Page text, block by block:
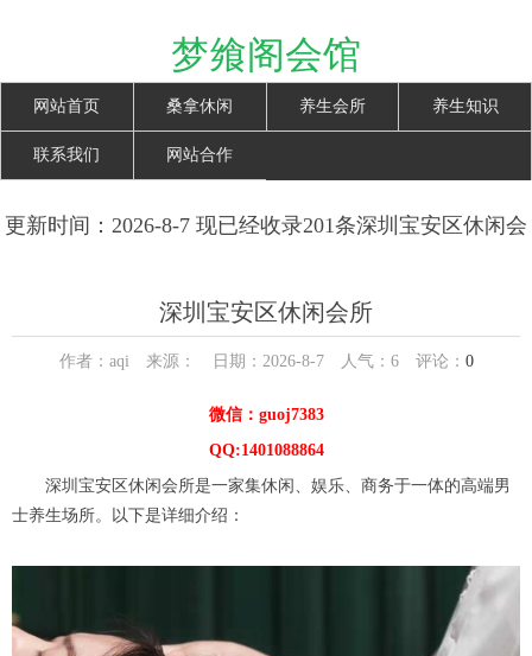
梦飨阁会馆
网站首页 桑拿休闲 养生会所 养生知识
联系我们 网站合作
更新时间：2026-8-7 现已经收录201条深圳宝安区休闲会
深圳宝安区休闲会所
作者：aqi 来源： 日期：2026-8-7 人气： 6评论： 0
微信：guoj7383
QQ:1401088864
深圳宝安区休闲会所是一家集休闲、娱乐、商务于一体的高端男
士养生场所。以下是详细介绍：